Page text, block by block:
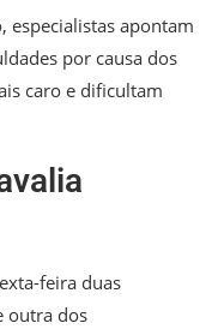
especialistas apontam
por causa dos
caro e dificultam
feira duas
outra dos